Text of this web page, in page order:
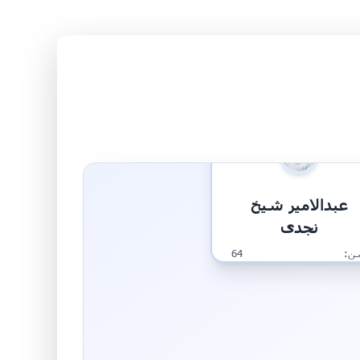
عبدالامیر شیخ
نجدی
64